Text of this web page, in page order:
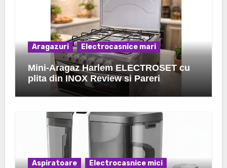
Aragazuri Electrocasnice mari
Mini-Aragaz Harlem ELECTROSET cu
plita din INOX Review si Pareri
Aspiratoare Electrocasnice mici